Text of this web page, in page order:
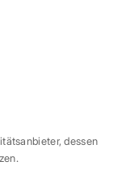
dessen